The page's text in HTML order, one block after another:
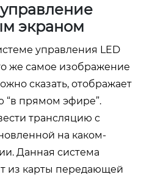
экраном
управления LED
же самое изображение
сказать, отображает
прямом эфире”.
трансляцию с
на каком-
Данная система
из карты передающей